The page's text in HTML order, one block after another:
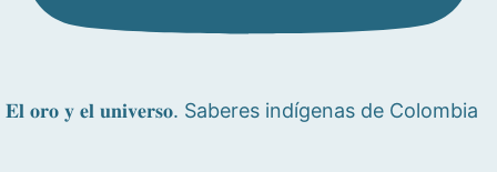
𝐄𝐥 𝐨𝐫𝐨 𝐲 𝐞𝐥 𝐮𝐧𝐢𝐯𝐞𝐫𝐬𝐨. Saberes indígenas de Colombia